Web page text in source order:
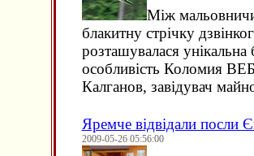
Між
блакитну стрічку
розташувалася унікальна
особливість Коломия
Калганов, завідувач
Яремче відвідали посли
2009-05-26 05:56:00